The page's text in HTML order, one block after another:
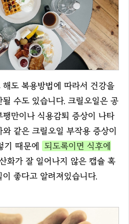
도 복용방법에 따라서 건강을
수도 있습니다. 크릴오일은 공
만이나 식용감퇴 증상이 나타
같은 크릴오일 부작용 증상이
기 때문에
되도록이면 식후에
화가 잘 일어나지 않은 캡슐 혹
좋다고 알려져있습니다.